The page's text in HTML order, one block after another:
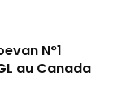
N°1
au Canada